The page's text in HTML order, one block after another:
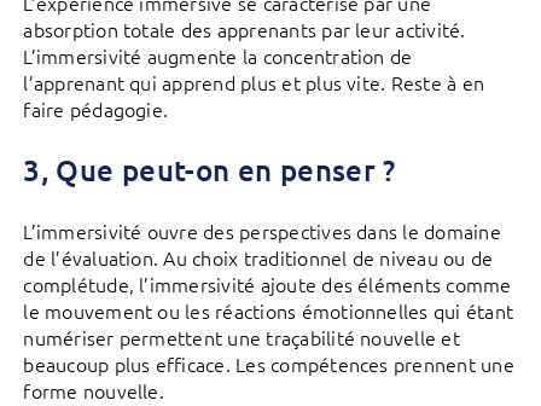
absorption totale des apprenants par leur activité.
L’immersivité augmente la concentration de
l’apprenant qui apprend plus et plus vite. Reste à en
faire pédagogie.
3, Que peut-on en penser ?
L’immersivité ouvre des perspectives dans le domaine
de l’évaluation. Au choix traditionnel de niveau ou de
complétude, l’immersivité ajoute des éléments comme
le mouvement ou les réactions émotionnelles qui étant
numériser permettent une traçabilité nouvelle et
beaucoup plus efficace. Les compétences prennent une
forme nouvelle.